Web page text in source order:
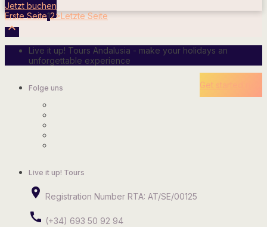
Jetzt buchen
Erste Seite12>Letzte Seite

Live it up! Tours Andalusia - make your holidays an
unforgettable experience
Get started now
Folge uns
Live it up! Tours
place Registration Number RTA: AT/SE/00125
call (+34) 693 50 92 94